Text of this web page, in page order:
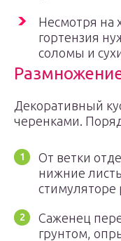
Несмотря на
гортензия
соломы и
Декоративный
черенками.
От ветки
нижние
стимуляторе
Саженец
грунтом,